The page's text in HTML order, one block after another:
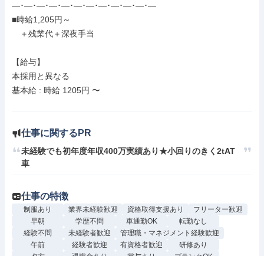
―･―･―･―･―･―･―･―･―･―･―･―
■時給1,205円～
＋残業代＋深夜手当
【給与】
本採用と異なる
基本給 : 時給 1205円 〜
仕事に関するPR
未経験でも初年度年収400万実績あり★小回りのきく2tAT
車
仕事の特徴
制服あり 業界未経験歓迎 資格取得支援あり
フリーター歓迎
早朝
学歴不問 車通勤OK
転勤なし
経験不問
未経験者歓迎
管理職・マネジメント経験歓迎
午前
経験者歓迎 有資格者歓迎
研修あり